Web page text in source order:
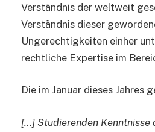
Verständnis der weltweit
Verständnis dieser
Ungerechtigkeiten einher
rechtliche Expertise im
Die im Januar dieses
[…] Studierenden Kenntnisse